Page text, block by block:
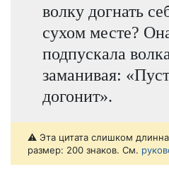
волку догнать
сухом месте?
подпускала
заманивая:
догонит».
⚠️ Эта цитата слишком
размер: 200 знаков. См.